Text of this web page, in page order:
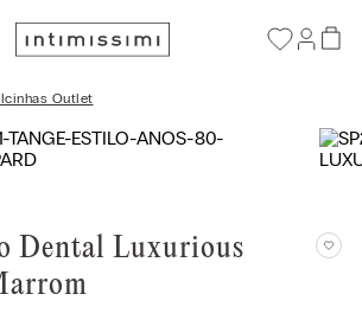
Outlet
Dental Luxurious